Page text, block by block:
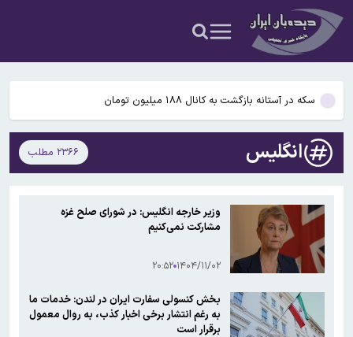
استارلینک اروپایی چه زمان وارد بازار می‌شود؟
ذوالقدر: تا آمریکا رفتارش را تصحیح نکند، تنگه هرمز باز نخواهد شد
سکه در آستانه بازگشت به کانال ۱۸۸ میلیون تومان
علت اصلی آلودگی هوای تهران در روزهای اخیر چه بود؟
۹۴۵ هزار فقره تخلف موتورسواران در تهران
استارلینک اروپایی چه زمان وارد بازار می‌شود؟
ذوالقدر: تا آمریکا رفتارش را تصحیح نکند، تنگه هرمز باز نخواهد شد
انگلیس ۲۳۶۶ مطلب
وزیر خارجه انگلیس: در شورای صلح غزه
مشارکت نمی‌کنیم
۱۴۰۴/۱۱/۰۲ ۲۰:۵۲
بخش کنسولی سفارت ایران در لندن: خدمات ما
به رغم انتشار برخی اخبار کذب، به روال معمول
برقرار است